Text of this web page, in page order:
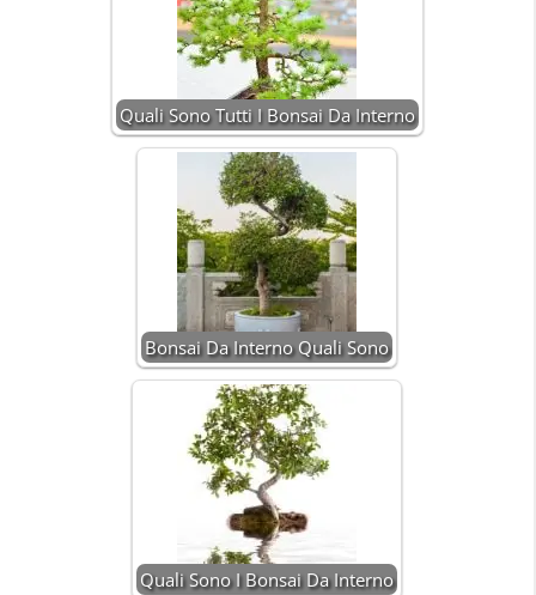
Quali Sono Tutti I Bonsai Da Interno
Bonsai Da Interno Quali Sono
Quali Sono I Bonsai Da Interno